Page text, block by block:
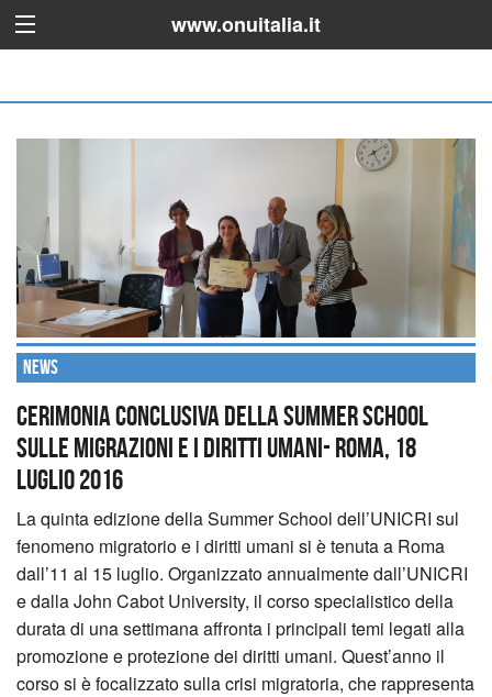
www.onuitalia.it
News
Cerimonia conclusiva della Summer School
sulle migrazioni e i diritti umani- Roma, 18
luglio 2016
La quinta edizione della Summer School dell’UNICRI sul
fenomeno migratorio e i diritti umani si è tenuta a Roma
dall’11 al 15 luglio. Organizzato annualmente dall’UNICRI
e dalla John Cabot University, il corso specialistico della
durata di una settimana affronta i principali temi legati alla
promozione e protezione dei diritti umani. Quest’anno il
corso si è focalizzato sulla crisi migratoria, che rappresenta